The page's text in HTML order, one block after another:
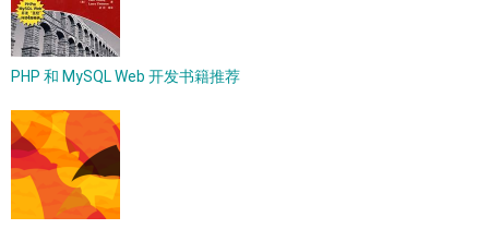
PHP 和 MySQL Web 开发书籍推荐